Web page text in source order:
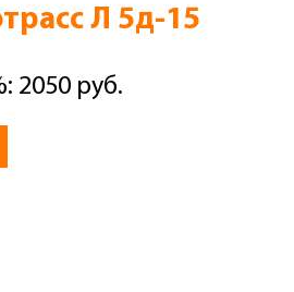
Л 5д-15
2050 руб.